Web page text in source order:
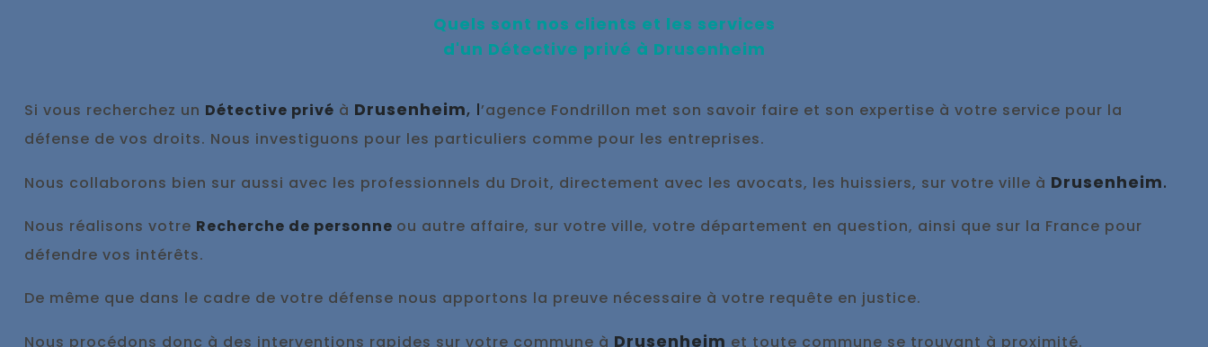
Quels sont nos clients et les services
d'un Détective privé à Drusenheim
Si vous recherchez un Détective privé à Drusenheim, l’agence Fondrillon met son savoir faire et son expertise à votre service pour la
défense de vos droits. Nous investiguons pour les particuliers comme pour les entreprises.
Nous collaborons bien sur aussi avec les professionnels du Droit, directement avec les avocats, les huissiers, sur votre ville à Drusenheim.
Nous réalisons votre Recherche de personne ou autre affaire, sur votre ville, votre département en question, ainsi que sur la France pour
défendre vos intérêts.
De même que dans le cadre de votre défense nous apportons la preuve nécessaire à votre requête en justice.
Nous procédons donc à des interventions rapides sur votre commune à Drusenheim et toute commune se trouvant à proximité.